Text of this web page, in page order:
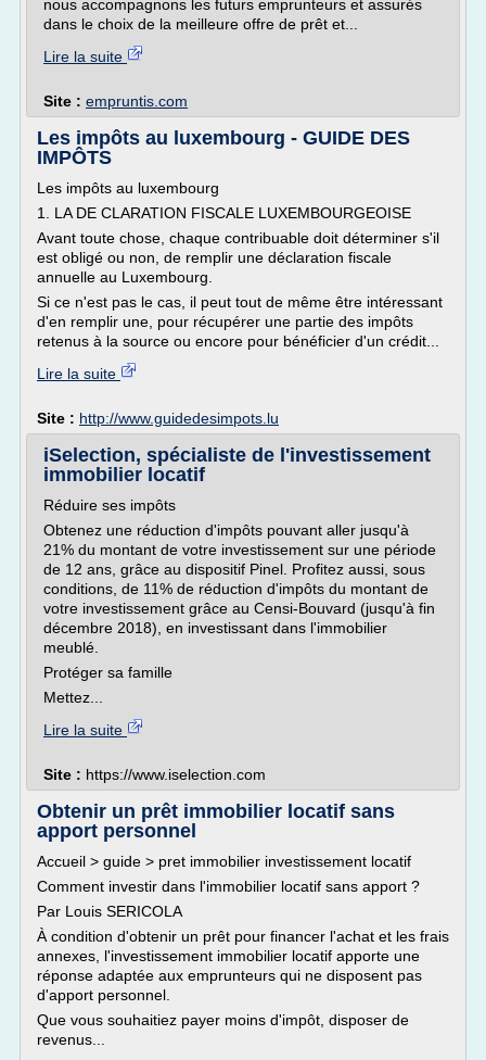
nous accompagnons les futurs emprunteurs et assurés
dans le choix de la meilleure offre de prêt et...
Lire la suite
Site : empruntis.com
Les impôts au luxembourg - GUIDE DES
IMPÔTS
Les impôts au luxembourg
1. LA DE CLARATION FISCALE LUXEMBOURGEOISE
Avant toute chose, chaque contribuable doit déterminer s'il
est obligé ou non, de remplir une déclaration fiscale
annuelle au Luxembourg.
Si ce n'est pas le cas, il peut tout de même être intéressant
d'en remplir une, pour récupérer une partie des impôts
retenus à la source ou encore pour bénéficier d'un crédit...
Lire la suite
Site : http://www.guidedesimpots.lu
iSelection, spécialiste de l'investissement
immobilier locatif
Réduire ses impôts
Obtenez une réduction d'impôts pouvant aller jusqu'à
21% du montant de votre investissement sur une période
de 12 ans, grâce au dispositif Pinel. Profitez aussi, sous
conditions, de 11% de réduction d'impôts du montant de
votre investissement grâce au Censi-Bouvard (jusqu'à fin
décembre 2018), en investissant dans l'immobilier
meublé.
Protéger sa famille
Mettez...
Lire la suite
Site : https://www.iselection.com
Obtenir un prêt immobilier locatif sans
apport personnel
Accueil > guide > pret immobilier investissement locatif
Comment investir dans l'immobilier locatif sans apport ?
Par Louis SERICOLA
À condition d'obtenir un prêt pour financer l'achat et les frais
annexes, l'investissement immobilier locatif apporte une
réponse adaptée aux emprunteurs qui ne disposent pas
d'apport personnel.
Que vous souhaitiez payer moins d'impôt, disposer de
revenus...